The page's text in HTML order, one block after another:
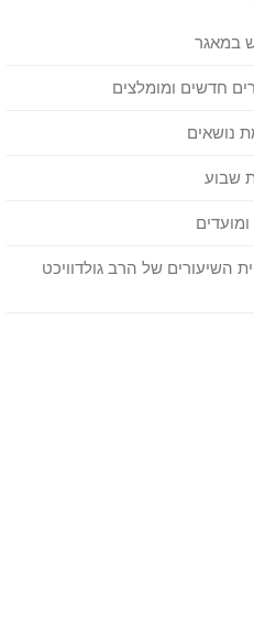
במאגר
חדשים ומומלצים
נושאים
שבוע
השיעורים של הרב גולדוויכט